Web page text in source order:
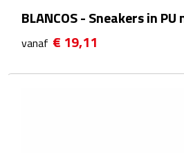
Linialen
Magneten
Muismatten
BLANCOS - Sneakers in
vanaf € 19,11